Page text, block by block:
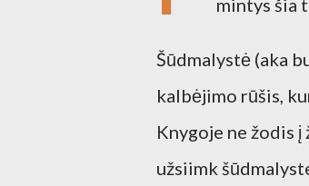
mintys šia
Šūdmalystė (aka
kalbėjimo rūšis,
Knygoje ne žodis
užsiimk